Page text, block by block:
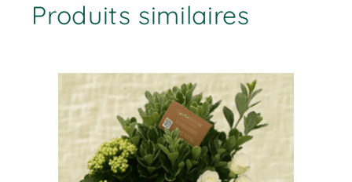
Produits similaires